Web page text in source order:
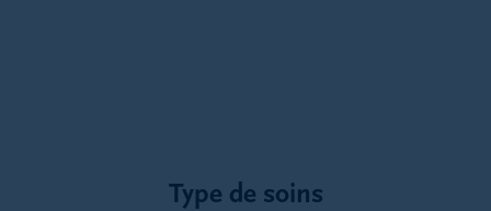
Type de soins